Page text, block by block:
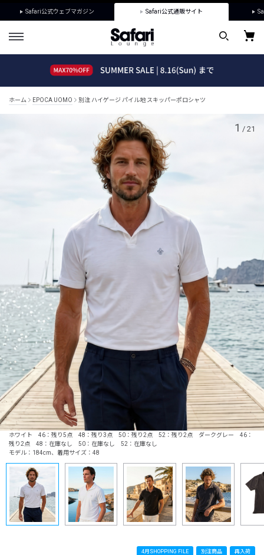
Safari公式ウェブマガジン Safari公式通販サイト
ホーム EPOCA UOMO 別注 ハイゲージ パイル地 スキッパーポロシャツ
ホワイト 46：残り5点 48：残り3点 50：残り2点 52：残り2点 ダークグレー 46：
残り2点 48：在庫なし 50：在庫なし 52：在庫なし
モデル：184cm、着用サイズ：48
1 / 21
再入荷
別注商品
4月SHOPPING FILE